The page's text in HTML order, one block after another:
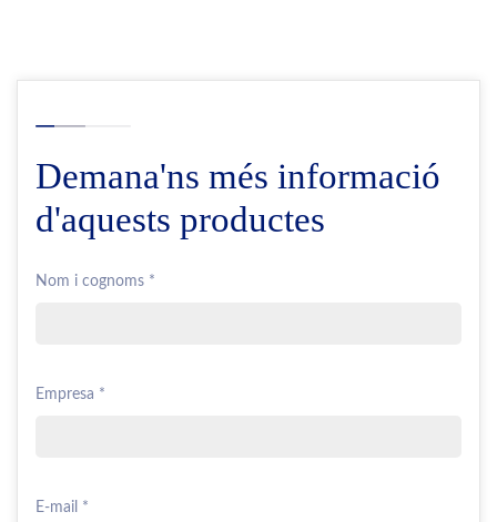
Demana'ns més informació
d'aquests productes
Nom i cognoms *
Empresa *
E-mail *